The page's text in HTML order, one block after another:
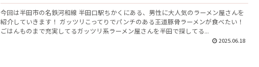
今回は半田市の名鉄河和線 半田口駅ちかくにある、男性に大人気のラーメン屋さんを
紹介していきます！ ガッツリこってりでパンチのある王道豚骨ラーメンが食べたい！
ごはんものまで充実してるガッツリ系ラーメン屋さんを半田で探してる...
2025.06.18